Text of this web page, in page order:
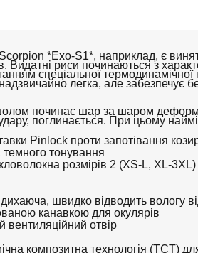
Scorpion *Exo-S1*, наприклад, є
Видатні риси починаються з
спеціальної термодинамічної
легка, але забезпечує
починає шар за шаром
поглинається. При цьому
Pinlock проти запотівання
темного тонування
розмірів 2 (XS-L, XL-3XL)
швидко відводить вологу
канавкою для окулярів
вентиляційний отвір
композитна технологія (TCT)